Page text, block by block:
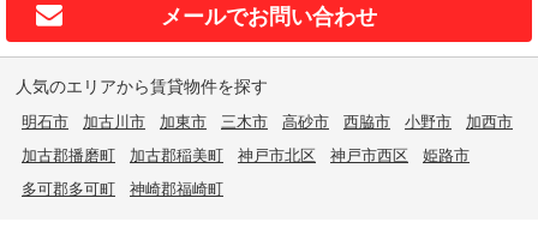
メールでお問い合わせ
人気のエリアから賃貸物件を探す
明石市 加古川市 加東市 三木市 高砂市 西脇市 小野市
加西市
加古郡播磨町
加古郡稲美町 神戸市北区 神戸市西区
姫路市
多可郡多可町
神崎郡福崎町